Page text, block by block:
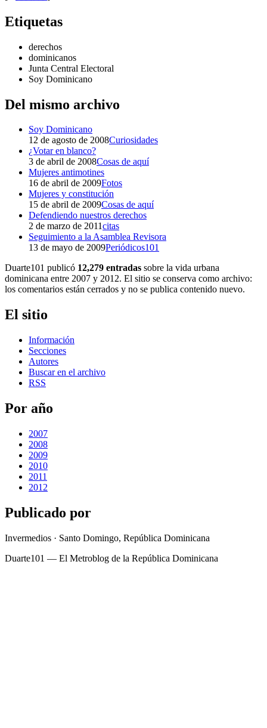
Etiquetas
derechos
dominicanos
Junta Central Electoral
Soy Dominicano
Del mismo archivo
Soy Dominicano
12 de agosto de 2008Curiosidades
¿Votar en blanco?
3 de abril de 2008Cosas de aquí
Mujeres antimotines
16 de abril de 2009Fotos
Mujeres y constitución
15 de abril de 2009Cosas de aquí
Defendiendo nuestros derechos
2 de marzo de 2011citas
Seguimiento a la Asamblea Revisora
13 de mayo de 2009Periódicos101
Duarte101 publicó 12,279 entradas sobre la vida urbana
dominicana entre 2007 y 2012. El sitio se conserva como archivo:
los comentarios están cerrados y no se publica contenido nuevo.
El sitio
Información
Secciones
Autores
Buscar en el archivo
RSS
Por año
2007
2008
2009
2010
2011
2012
Publicado por
Invermedios · Santo Domingo, República Dominicana
Duarte101 — El Metroblog de la República Dominicana